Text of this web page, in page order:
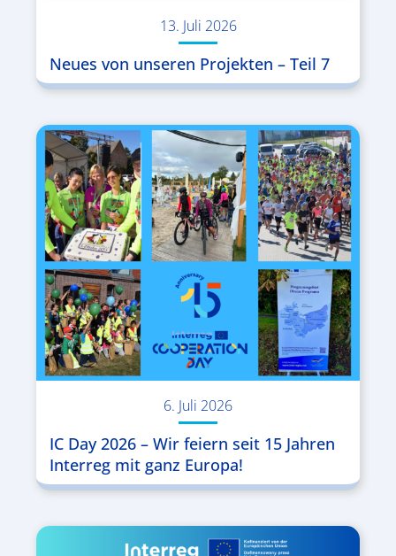
13. Juli 2026
Neues von unseren Projekten – Teil 7
6. Juli 2026
IC Day 2026 – Wir feiern seit 15 Jahren
Interreg mit ganz Europa!